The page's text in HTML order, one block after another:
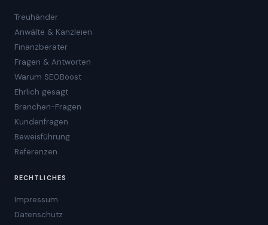
Treuhänder
Anwälte & Kanzleien
Finanzberater
Fragen & Antworten
Warum SEOBoost
Ehrlich gesagt
Branchen-Fragen
Kundenfragen
Beweisführung
Referenzen
RECHTLICHES
Impressum
Datenschutz